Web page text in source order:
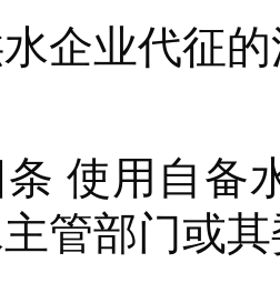
企业代征
使用自备
管部门或